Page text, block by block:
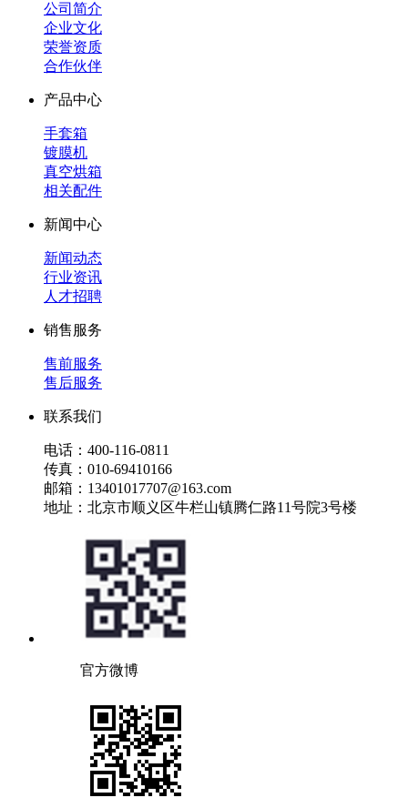
公司简介
企业文化
荣誉资质
合作伙伴
产品中心
手套箱
镀膜机
真空烘箱
相关配件
新闻中心
新闻动态
行业资讯
人才招聘
销售服务
售前服务
售后服务
联系我们
电话：400-116-0811
传真：010-69410166
邮箱：13401017707@163.com
地址：北京市顺义区牛栏山镇腾仁路11号院3号楼
官方微博